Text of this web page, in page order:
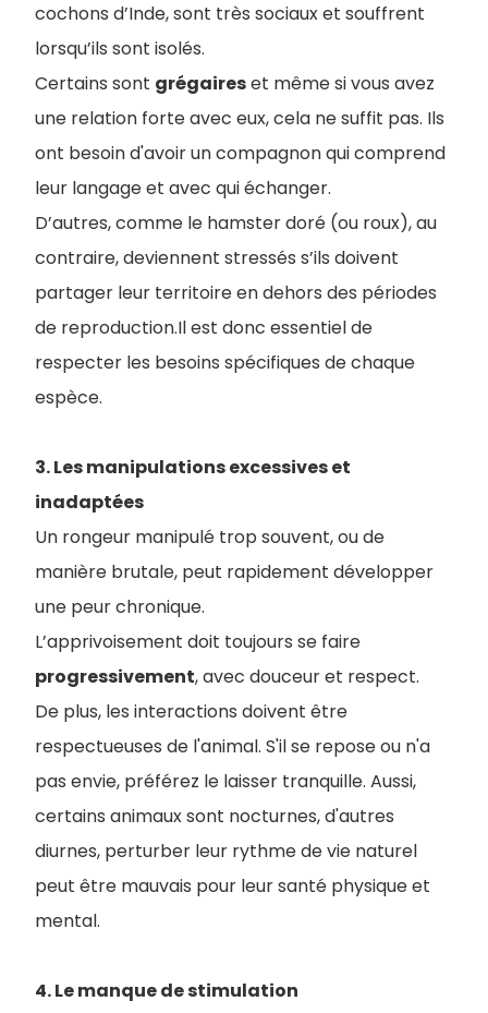
cochons d’Inde, sont très sociaux et souffrent
lorsqu’ils sont isolés.
Certains sont grégaireset même si vous avez
une relation forte avec eux, cela ne suffit pas. Ils
ont besoin d'avoir un compagnon qui comprend
leur langage et avec qui échanger.
D’autres, comme le hamster doré (ou roux), au
contraire, deviennent stressés s’ils doivent
partager leur territoire en dehors des périodes
de reproduction.Il est donc essentiel de
respecter les besoins spécifiques de chaque
espèce.
3. Les manipulations excessives et
inadaptées
Un rongeur manipulé trop souvent, ou de
manière brutale, peut rapidement développer
une peur chronique.
L’apprivoisement doit toujours se faire
progressivement, avec douceur et respect.
De plus, les interactions doivent être
respectueuses de l'animal. S'il se repose ou n'a
pas envie, préférez le laisser tranquille. Aussi,
certains animaux sont nocturnes, d'autres
diurnes, perturber leur rythme de vie naturel
peut être mauvais pour leur santé physique et
mental.
4. Le manque de stimulation